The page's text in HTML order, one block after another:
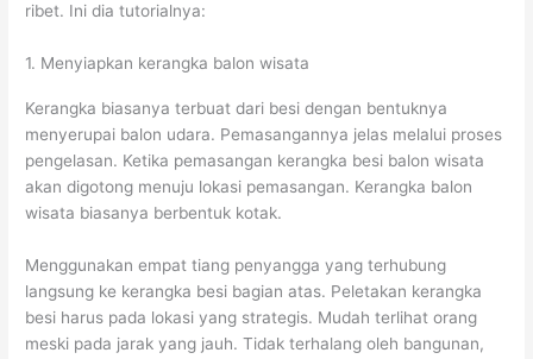
ribet. Ini dia tutorialnya:
1. Menyiapkan kerangka balon wisata
Kerangka biasanya terbuat dari besi dengan bentuknya
menyerupai balon udara. Pemasangannya jelas melalui proses
pengelasan. Ketika pemasangan kerangka besi balon wisata
akan digotong menuju lokasi pemasangan. Kerangka balon
wisata biasanya berbentuk kotak.
Menggunakan empat tiang penyangga yang terhubung
langsung ke kerangka besi bagian atas. Peletakan kerangka
besi harus pada lokasi yang strategis. Mudah terlihat orang
meski pada jarak yang jauh. Tidak terhalang oleh bangunan,